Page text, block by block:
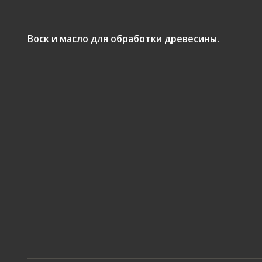
Воск и масло для обработки древесины.